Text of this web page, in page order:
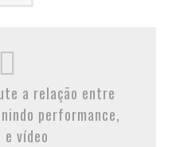
a relação entre
performance,
e vídeo